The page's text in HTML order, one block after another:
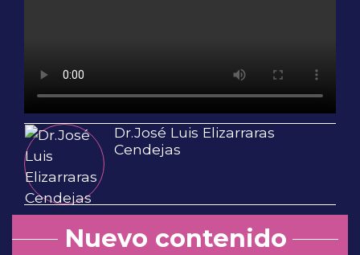
Dr.José Luis Elizarraras
Cendejas
Nuevo contenido